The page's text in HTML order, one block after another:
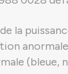
la